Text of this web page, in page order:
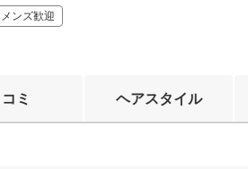
メンズ歓迎
ミ ヘアスタイル